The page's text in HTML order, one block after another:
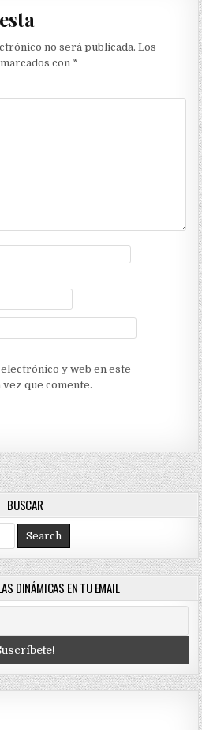
no será publicada. Los
con *
y web en este
que comente.
BUSCAR
DINÁMICAS EN TU EMAIL